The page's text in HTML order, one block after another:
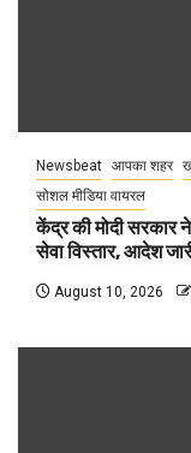
Newsbeat आपका शहर
सोशल मीडिया वायरल
केंद्र की मोदी सरकार
सेवा विस्तार, आदेश
August 10, 2026